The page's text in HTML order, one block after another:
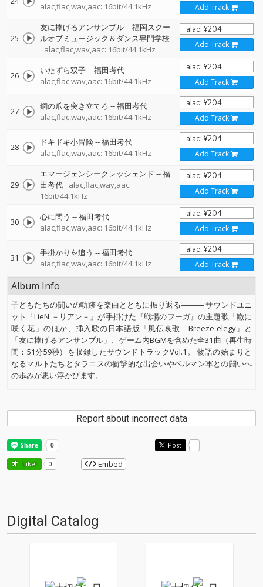
alac,flac,wav,aac: 16bit/44.1kHz
Add Track
25
友に捧げるアンサンブル--福岡スクー
ルオブミュージック＆ダンス専門学校
alac,flac,wav,aac: 16bit/44.1kHz
Add Track
26 いたずら双子--福田考代
alac,flac,wav,aac: 16bit/44.1kHz
Add Track
27 鋼の爪を突き立てろ --福田考代
alac,flac,wav,aac: 16bit/44.1kHz
Add Track
28 ドキドキ小冒険--福田考代
alac,flac,wav,aac: 16bit/44.1kHz
Add Track
29
エマージェンシークレッシェンド --福
田考代
alac,flac,wav,aac:
16bit/44.1kHz
Add Track
30 心に問う --福田考代
alac,flac,wav,aac: 16bit/44.1kHz
Add Track
31 手掛かりを追う --福田考代
alac,flac,wav,aac: 16bit/44.1kHz
Add Track
Album Info
子どもたちの闘いの軌跡を楽曲とともに振り返る――― サウンドユニ
ット「LieN －リアン－」が手掛けた『戦場のフーガ』の主題歌「轍に
咲く花」のほか、挿入歌の日本語版「風伝哀歌 Breeze elegy」と
「友に捧げるアンサンブル」、ゲーム内BGMを含めた全31曲（再生時
間：51分59秒）を収録したサウンドトラックVol.1。 物語の始まりと
なるマルトたちとタラニスの衝撃的な出会いやベルマン軍との闘いへ
の歩みが思い浮かびます。
Report about incorrect data
Post -
Like! 0 Embed
Digital Catalog